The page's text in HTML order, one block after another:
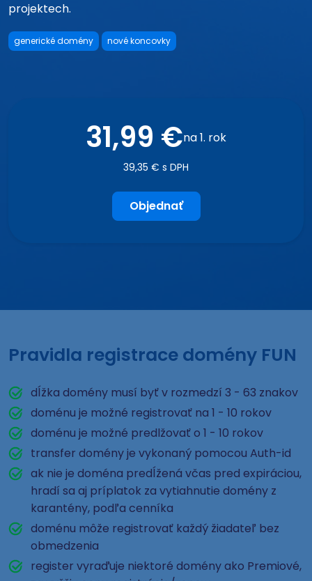
projektech.
generické domény nové koncovky
31,99 €na 1. rok
39,35 € s DPH
Objednať
Pravidla registrace domény FUN
dĺžka domény musí byť v rozmedzí 3 - 63 znakov
doménu je možné registrovať na 1 - 10 rokov
doménu je možné predlžovať o 1 - 10 rokov
transfer domény je vykonaný pomocou Auth-id
ak nie je doména predĺžená včas pred expiráciou,
hradí sa aj príplatok za vytiahnutie domény z
karantény, podľa cenníka
doménu môže registrovať každý žiadateľ bez
obmedzenia
register vyraďuje niektoré domény ako Premiové,